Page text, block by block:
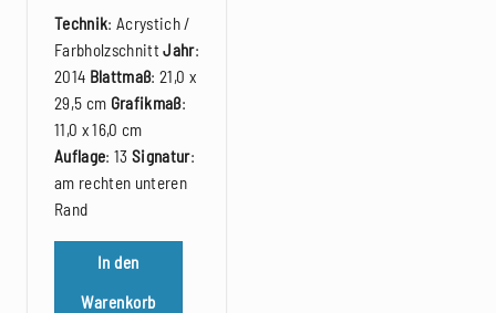
Technik: Acrystich /
FarbholzschnittJahr:
2014 Blattmaß: 21,0 x
29,5 cm Grafikmaß:
11,0 x 16,0 cm
Auflage: 13 Signatur:
am rechten unteren
Rand
In den
Warenkorb